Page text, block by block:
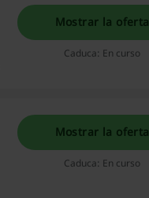
Mostrar la oferta
Caduca: En curso
Mostrar la oferta
Caduca: En curso